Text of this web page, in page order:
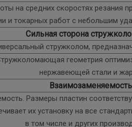
на средних скоростях резания
и токарных работ с небольшим
Сильная сторона
стружколом,
геометрия
нержавеющей стали и
Взаимозаменяемость
Размеры пластин
их установку на все
в том числе и других